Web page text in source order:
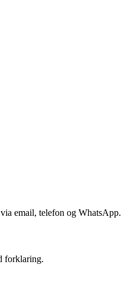
email, telefon og WhatsApp.
forklaring.